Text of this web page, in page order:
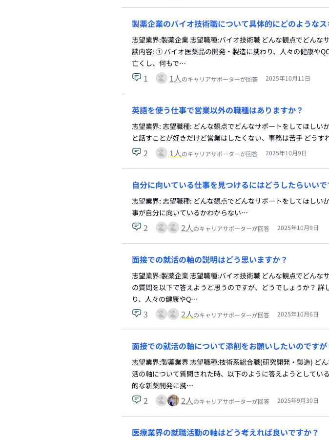
製薬企業のバイオ技術職について具体的にどのような
志望業界:製薬企業 志望職種:バイオ技術職 どんな観点でどんな
談内容: ① バイオ医薬品の開発・製造に携わり、人々の健康や
亡くし、何もで…
1 1人のキャリアサポーターが回答 2025年10月11日
英語を使う仕事で営業以外の職種はありますか？
志望業界: 志望職種: どんな観点でどんなサポートをしてほしい
と話すことが好きだけど営業はしたくない、事務は苦手 どう
2 1人のキャリアサポーターが回答 2025年10月9日
自分に向いている仕事を見つけるにはどうしたらいいで
志望業界: 志望職種: どんな観点でどんなサポートをしてほしい
事が自分に向いているかわからない…
2 2人のキャリアサポーターが回答 2025年10月9日
面接での就活の軸の説明はどう思いますか？
志望業界:製薬企業 志望職種:バイオ技術職 どんな観点でどんな
の質問を以下で答えようと思うのですが、どうでしょうか？
り、人々の健康やQ…
3 2人のキャリアサポーターが回答 2025年10月6日
面接での就活の軸について添削をお願いしたいのですが
志望業界:製薬業界 志望職種:技術系総合職(研究開発・製造) ど
活の軸について質問された時、以下のように答えようとして
的な新薬開発に携…
2 2人のキャリアサポーターが回答 2025年9月30日
医療業界の就職活動の軸はどう考えれば良いですか？